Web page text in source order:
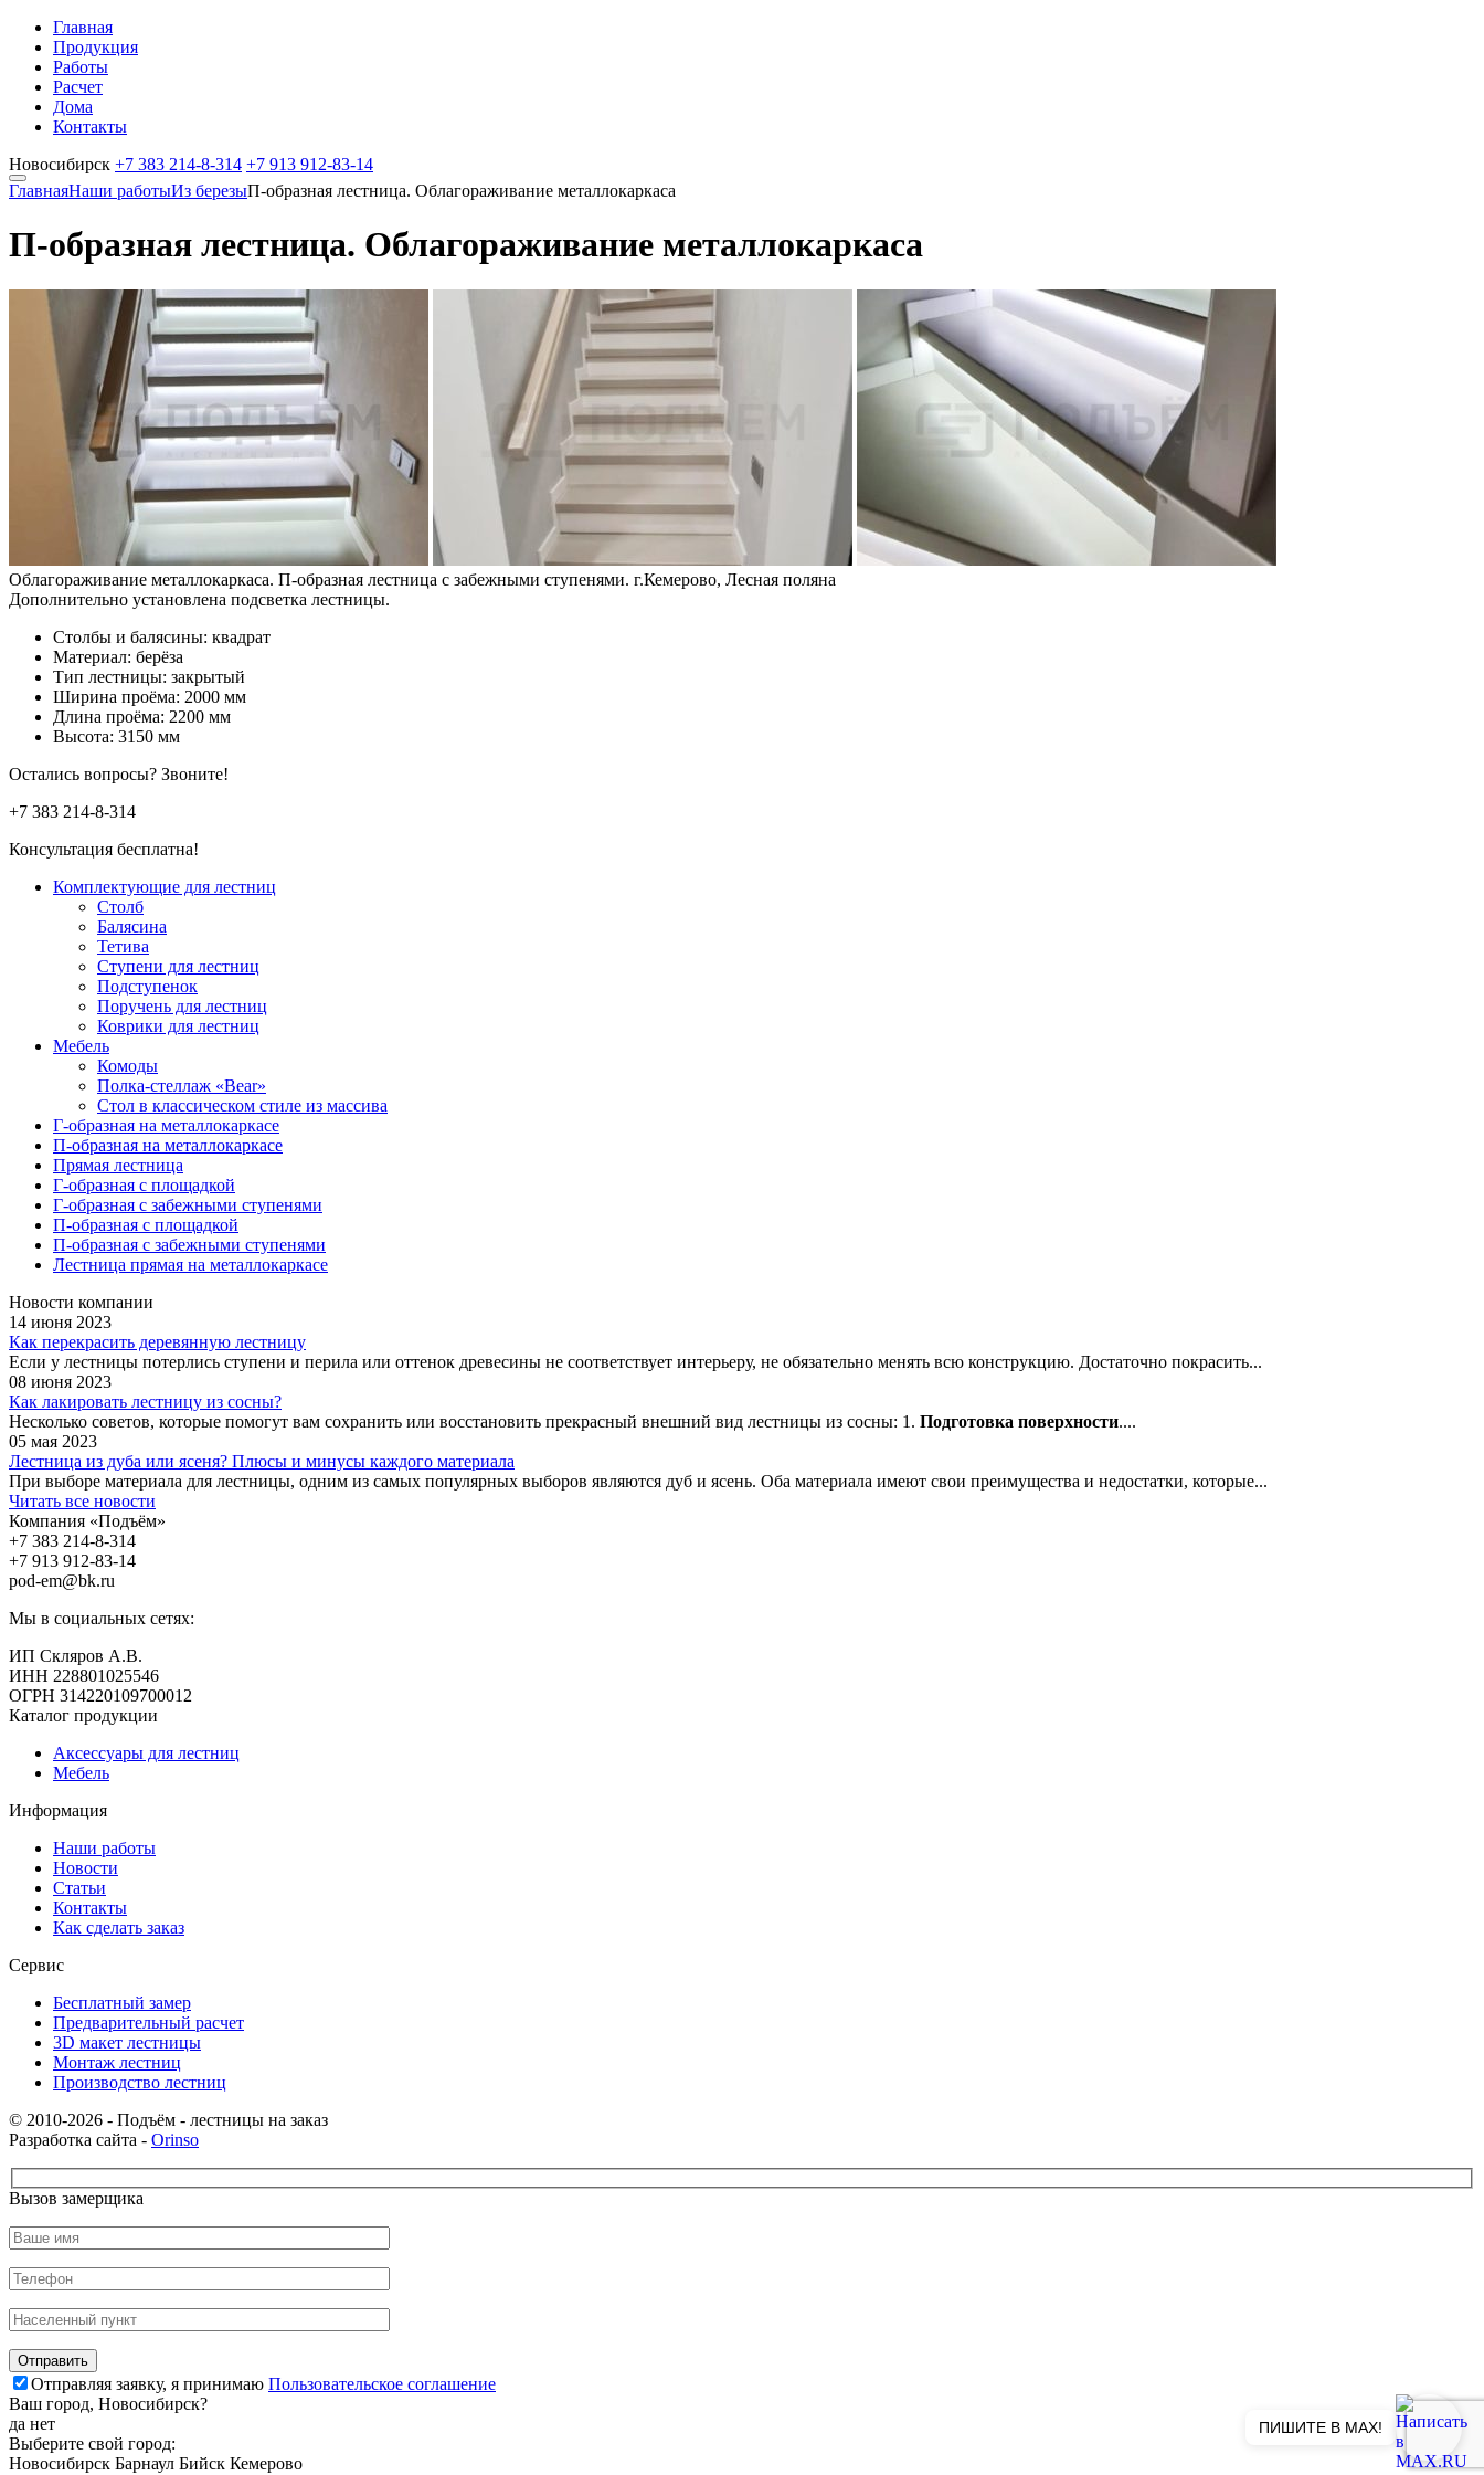
Главная
Продукция
Работы
Расчет
Дома
Контакты
Новосибирск +7 383 214-8-314 +7 913 912-83-14
ГлавнаяНаши работыИз березыП-образная лестница. Облагораживание металлокаркаса
П-образная лестница. Облагораживание металлокаркаса
Облагораживание металлокаркаса. П-образная лестница с забежными ступенями. г.Кемерово, Лесная поляна
Дополнительно установлена подсветка лестницы.
Столбы и балясины: квадрат
Материал: берёза
Тип лестницы: закрытый
Ширина проёма: 2000 мм
Длина проёма: 2200 мм
Высота: 3150 мм
Остались вопросы? Звоните!
+7 383 214-8-314
Консультация бесплатна!
Комплектующие для лестниц
Столб
Балясина
Тетива
Ступени для лестниц
Подступенок
Поручень для лестниц
Коврики для лестниц
Мебель
Комоды
Полка-стеллаж «Bear»
Стол в классическом стиле из массива
Г-образная на металлокаркасе
П-образная на металлокаркасе
Прямая лестница
Г-образная с площадкой
Г-образная с забежными ступенями
П-образная с площадкой
П-образная с забежными ступенями
Лестница прямая на металлокаркасе
Новости компании
14 июня 2023
Как перекрасить деревянную лестницу
Если у лестницы потерлись ступени и перила или оттенок древесины не соответствует интерьеру, не обязательно менять всю конструкцию. Достаточно покрасить...
08 июня 2023
Как лакировать лестницу из сосны?
Несколько советов, которые помогут вам сохранить или восстановить прекрасный внешний вид лестницы из сосны: 1. Подготовка поверхности....
05 мая 2023
Лестница из дуба или ясеня? Плюсы и минусы каждого материала
При выборе материала для лестницы, одним из самых популярных выборов являются дуб и ясень. Оба материала имеют свои преимущества и недостатки, которые...
Читать все новости
Компания «Подъём»
+7 383 214-8-314
+7 913 912-83-14
pod-em@bk.ru
Мы в социальных сетях:
ИП Скляров А.В.
ИНН 228801025546
ОГРН 314220109700012
Каталог продукции
Аксессуары для лестниц
Мебель
Информация
Наши работы
Новости
Статьи
Контакты
Как сделать заказ
Сервис
Бесплатный замер
Предварительный расчет
3D макет лестницы
Монтаж лестниц
Производство лестниц
© 2010-2026 - Подъём - лестницы на заказ
Разработка сайта - Orinso
Вызов замерщика
Отправляя заявку, я принимаю Пользовательское соглашение
Ваш город, Новосибирск?
да нет
Выберите свой город:
Новосибирск Барнаул Бийск Кемерово
ПИШИТЕ В MAX!